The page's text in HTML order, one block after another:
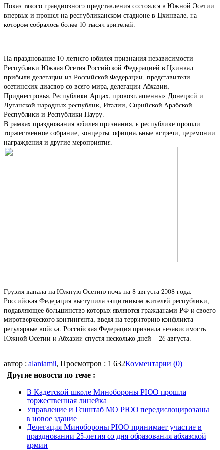
Показ такого грандиозного представления состоялся в Южной Осетии
впервые и прошел на республиканском стадионе в Цхинвале, на
котором собралось более 10 тысяч зрителей.
На празднование 10-летнего юбилея признания независимости
Республики Южная Осетия Российской Федерацией в Цхинвал
прибыли делегации из Российской Федерации, представители
осетинских диаспор со всего мира, делегации Абхазии,
Приднестровья, Республики Арцах, провозглашенных Донецкой и
Луганской народных республик, Италии, Сирийской Арабской
Республики и Республики Науру.
В рамках празднования юбилея признания, в республике прошли
торжественное собрание, концерты, официальные встречи, церемонии
награждения и другие мероприятия.
Грузия напала на Южную Осетию ночь на 8 августа 2008 года.
Российская Федерация выступила защитником жителей республики,
подавляющее большинство которых являются гражданами РФ и своего
миротворческого контингента, введя на территорию конфликта
регулярные войска. Российская Федерация признала независимость
Южной Осетии и Абхазии спустя несколько дней – 26 августа.
автор : alaniamil, Просмотров : 1 632Комментарии (0)
Другие новости по теме :
В Кадетской школе Минобороны РЮО прошла
торжественная линейка
Управление и Генштаб МО РЮО передислоцированы
в новое здание
Делегация Минобороны РЮО принимает участие в
праздновании 25-летия со дня образования абхазской
армии